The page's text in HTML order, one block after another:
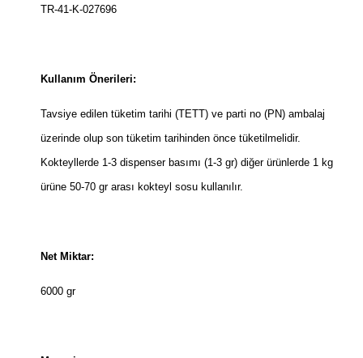
TR-41-K-027696
Kullanım Önerileri:
Tavsiye edilen tüketim tarihi (TETT) ve parti no (PN) ambalaj
üzerinde olup son tüketim tarihinden önce tüketilmelidir.
Kokteyllerde 1-3 dispenser basımı (1-3 gr) diğer ürünlerde 1 kg
ürüne 50-70 gr arası kokteyl sosu kullanılır.
Net Miktar:
6000 gr